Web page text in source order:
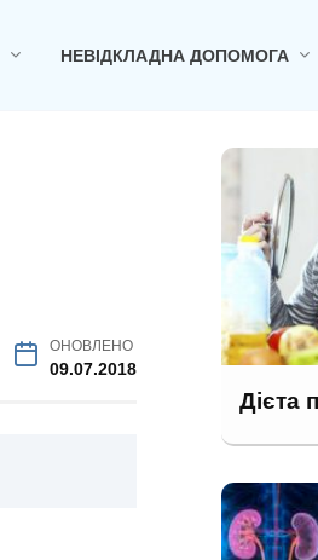
НЕВІДКЛАДНА ДОПОМОГА
ОНОВЛЕНО
09.07.2018
Дієта